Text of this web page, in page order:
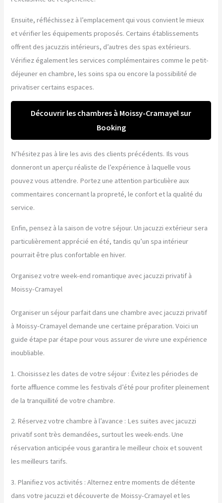
Ensuite, réfléchissez à l’emplacement qui vous convient le mieux
et vérifier les équipements proposés. Certains établissements
offrent des jacuzzis intérieurs, d’autres des spas extérieurs.
Vérifiez également les services complémentaires comme le petit-
déjeuner en chambre, les soins spa ou encore la possibilité de
privatiser certains espaces.
Découvrir les chambres à Moissy-Cramayel sur
Booking
N’hésitez pas à lire les avis des clients précédents. Ils vous
donneront un aperçu réaliste de l’expérience à laquelle vous
pouvez vous attendre. Portez une attention particulière aux
commentaires concernant la propreté, le confort et la qualité du
service.
Enfin, pensez à la saison de votre séjour. Un jacuzzi extérieur sera
particulièrement apprécié en été, tandis qu’un spa intérieur
pourrait être plus confortable en hiver.
Organisez votre week-end romantique avec jacuzzi privatif à
Moissy-Cramayel
Organiser un séjour parfait dans une chambre avec jacuzzi privatif
à Moissy-Cramayel demande une certaine préparation. Voici un
guide étape par étape pour vous assurer de vivre une expérience
inoubliable.
1. Choisissez les dates de votre séjour : Évitez les périodes de
forte affluence comme les festivals d’été pour profiter pleinement
de la tranquillité de votre chambre.
2. Réservez votre chambre à l’avance : Les suites avec jacuzzi
privatif sont très demandées, surtout les week-ends. Une
réservation anticipée vous garantira le meilleur choix et souvent
les meilleurs tarifs.
3. Planifiez vos activités : Alternez entre moments de détente
dans votre jacuzzi et découverte de Moissy-Cramayel et les